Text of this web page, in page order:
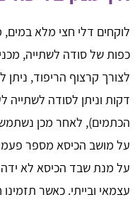
כפות של סודה לשתייה,
דקות וניתן לסודה
הכתמים), לאחר מכן נשתמש
על מושב הכיסא מספר
על מנת שבד הכיסא לא
עצמאי ובייתי. כאשר